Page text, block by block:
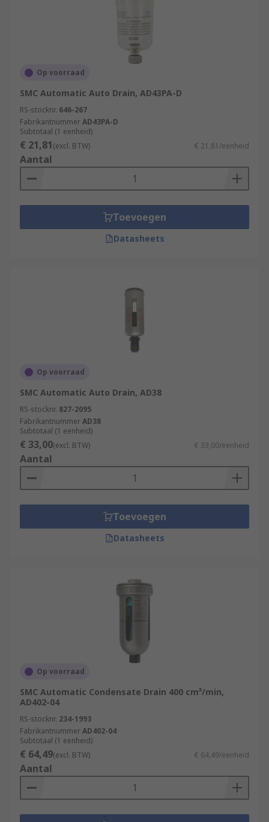
Op voorraad
SMC Automatic Auto Drain, AD43PA-D
RS-stocknr. 646-267
FabrikantnummerAD43PA-D
Subtotaal (1 eenheid)
€ 21,81(excl. BTW) € 21,81/eenheid
Aantal
Toevoegen
Datasheets
Op voorraad
SMC Automatic Auto Drain, AD38
RS-stocknr. 827-2095
FabrikantnummerAD38
Subtotaal (1 eenheid)
€ 33,00(excl. BTW) € 33,00/eenheid
Aantal
Toevoegen
Datasheets
Op voorraad
SMC Automatic Condensate Drain 400 cm³/min,
AD402-04
RS-stocknr. 234-1993
FabrikantnummerAD402-04
Subtotaal (1 eenheid)
€ 64,49(excl. BTW) € 64,49/eenheid
Aantal